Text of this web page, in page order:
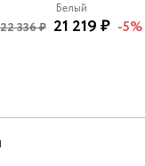
Белый
22 336 ₽ 21 219 ₽ -5%